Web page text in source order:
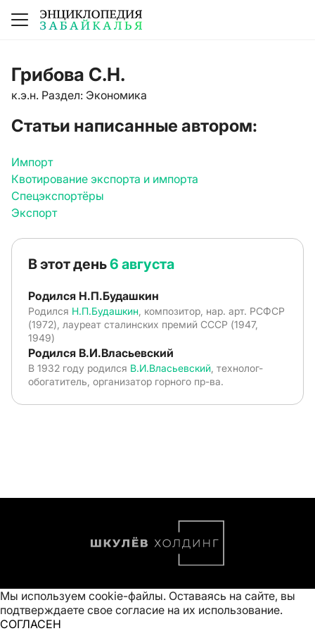
Грибова С.Н.
к.э.н. Раздел: Экономика
Статьи написанные автором:
Импорт
Квотирование экспорта и импорта
Спецэкспортёры
Экспорт
В этот день6 августа
Родился Н.П.Будашкин
Родился Н.П.Будашкин , композитор, нар. арт. РСФСР
(1972), лауреат сталинских премий СССР (1947,
1949)
Родился В.И.Власьевский
В 1932 году родился В.И.Власьевский , технолог-
обогатитель, организатор горного пр-ва.
Мы используем cookie-файлы. Оставаясь на сайте, вы
подтверждаете свое согласие на их использование.
СОГЛАСЕН